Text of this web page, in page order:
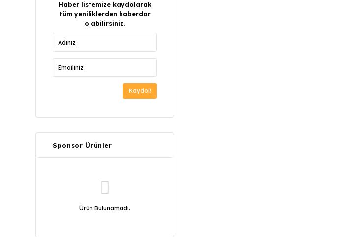
Haber listemize kaydolarak
tüm yeniliklerden haberdar
olabilirsiniz.
Kaydol!
Sponsor Ürünler
Ürün Bulunamadı.